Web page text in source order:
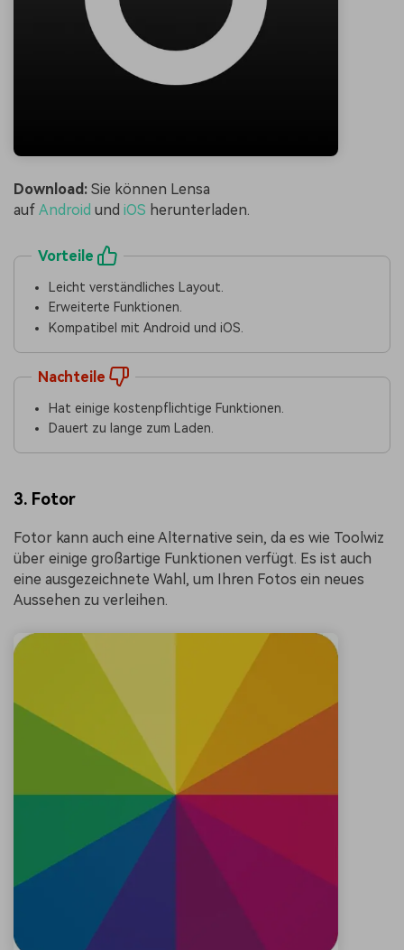
Download: Sie können Lensa
auf Android und iOS herunterladen.
Vorteile
Leicht verständliches Layout.
Erweiterte Funktionen.
Kompatibel mit Android und iOS.
Nachteile
Hat einige kostenpflichtige Funktionen.
Dauert zu lange zum Laden.
3. Fotor
Fotor kann auch eine Alternative sein, da es wie Toolwiz
über einige großartige Funktionen verfügt. Es ist auch
eine ausgezeichnete Wahl, um Ihren Fotos ein neues
Aussehen zu verleihen.